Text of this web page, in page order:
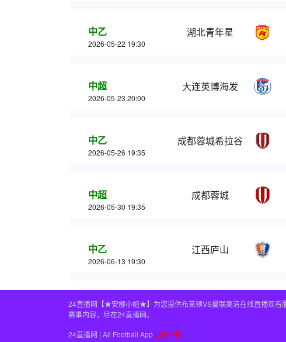
中乙
2026-05-22 19:30
湖北青年星
中超
2026-05-23 20:00
大连英博海发
中乙
2026-05-26 19:35
成都蓉城希拉谷
中超
2026-05-30 19:35
成都蓉城
中乙
2026-06-13 19:30
江西庐山
24直播网【★安娜小姐★】为您提供布莱顿VS曼联高清在线直播观看
赛事内容，尽在24直播网。
24直播网 | All Football App 网站地图